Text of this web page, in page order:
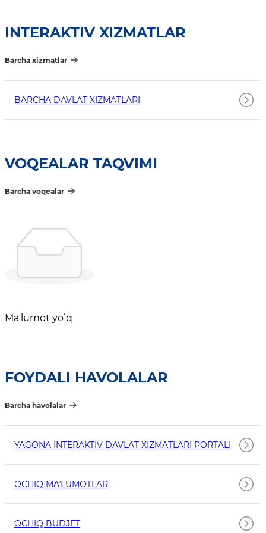
INTERAKTIV XIZMATLAR
Barcha xizmatlar
BARCHA DAVLAT XIZMATLARI
VOQEALAR TAQVIMI
Barcha voqealar
Maʼlumot yoʻq
FOYDALI HAVOLALAR
Barcha havolalar
YAGONA INTERAKTIV DAVLAT XIZMATLARI PORTALI
OCHIQ MAʼLUMOTLAR
OCHIQ BUDJET